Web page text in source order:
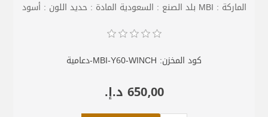
الماركة : MBI بلد الصنع : السعودية المادة : حديد اللون : أسود
كود المخزن: MBI-Y60-WINCH-دعامية
650٫00 د.إ.‏